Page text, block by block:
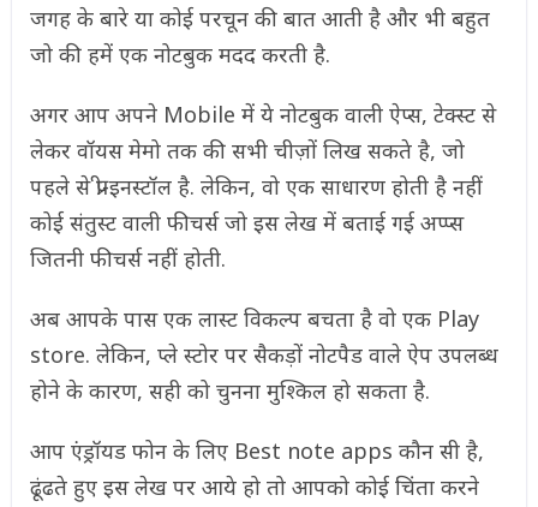
जगह के बारे या कोई परचून की बात आती है और भी बहुत
जो की हमें एक नोटबुक मदद करती है.
अगर आप अपने Mobile में ये नोटबुक वाली ऐप्स, टेक्स्ट से
लेकर वॉयस मेमो तक की सभी चीज़ों लिख सकते है, जो
पहले से प्री-इनस्टॉल है. लेकिन, वो एक साधारण होती है नहीं
कोई संतुस्ट वाली फीचर्स जो इस लेख में बताई गई अप्प्स
जितनी फीचर्स नहीं होती.
अब आपके पास एक लास्ट विकल्प बचता है वो एक Play
store. लेकिन, प्ले स्टोर पर सैकड़ों नोटपैड वाले ऐप उपलब्ध
होने के कारण, सही को चुनना मुश्किल हो सकता है.
आप एंड्रॉयड फोन के लिए Best note apps कौन सी है,
ढूंढते हुए इस लेख पर आये हो तो आपको कोई चिंता करने